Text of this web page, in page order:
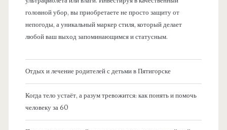
головной убор, вы приобретаете не просто защиту от
непогоды, а уникальный маркер стиля, который делает
любой ваш выход запоминающимся и статусным.
Отдых и лечение родителей с детьми в Пятигорске
Когда тело устаёт, а разум тревожится: как понять и помочь
человеку за 60